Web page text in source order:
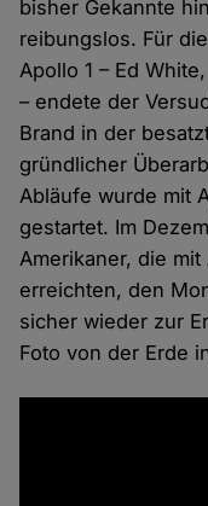
bisher Gekannte
reibungslos. Für
Apollo 1 – Ed
– endete der
Brand in der
gründlicher
Abläufe wurde mit
gestartet. Im
Amerikaner, die
erreichten, den
sicher wieder zur
Foto von der Erde